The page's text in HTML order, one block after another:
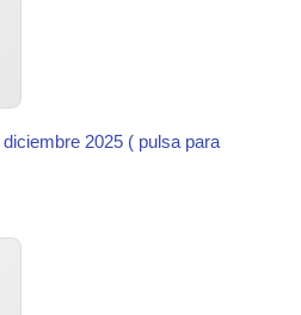
2025 ( pulsa para